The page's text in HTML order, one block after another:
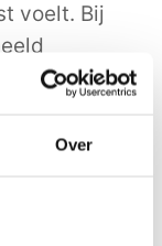
Over
voelt. Bij
waarom is
omdat je